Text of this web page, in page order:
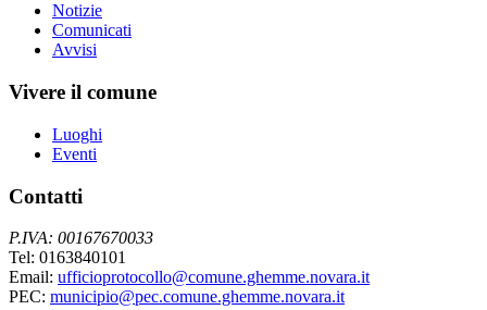
Notizie
Comunicati
Avvisi
Vivere il comune
Luoghi
Eventi
Contatti
P.IVA: 00167670033
Tel: 0163840101
Email: ufficioprotocollo@comune.ghemme.novara.it
PEC: municipio@pec.comune.ghemme.novara.it